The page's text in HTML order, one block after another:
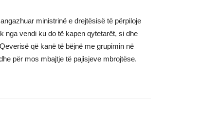
ministrinë e drejtësisë të përpiloje
nga vendi ku do të kapen qytetarët, si dhe
që kanë të bëjnë me grupimin në
për mos mbajtje të pajisjeve mbrojtëse.